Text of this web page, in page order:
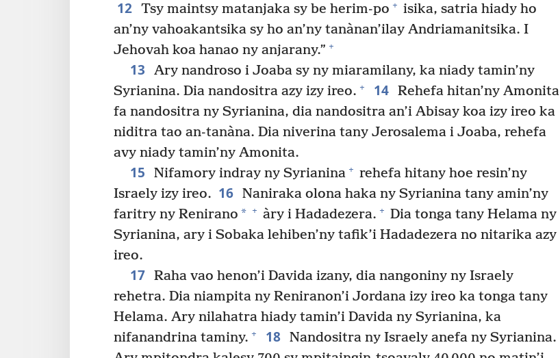
12 Tsy maintsy matanjaka sy be herim-po + isika, satria hiady ho
an’ny vahoakantsika sy ho an’ny tanànan’ilay Andriamanitsika. I
Jehovah koa hanao ny anjarany.” +
13
Ary nandroso i Joaba sy ny miaramilany, ka niady tamin’ny
Syrianina. Dia nandositra azy izy ireo. + 14 Rehefa hitan’ny Amonita
fa nandositra ny Syrianina, dia nandositra an’i Abisay koa izy ireo ka
niditra tao an-tanàna. Dia niverina tany Jerosalema i Joaba, rehefa
avy niady tamin’ny Amonita.
15 Nifamory indray ny Syrianina + rehefa hitany hoe resin’ny
Israely izy ireo. 16 Naniraka olona haka ny Syrianina tany amin’ny
faritry ny Renirano * + àry i Hadadezera. + Dia tonga tany Helama ny
Syrianina, ary i Sobaka lehiben’ny tafik’i Hadadezera no nitarika azy
ireo.
17 Raha vao henon’i Davida izany, dia nangoniny ny Israely
rehetra. Dia niampita ny Reniranon’i Jordana izy ireo ka tonga tany
Helama. Ary nilahatra hiady tamin’i Davida ny Syrianina, ka
nifanandrina taminy. + 18 Nandositra ny Israely anefa ny Syrianina.